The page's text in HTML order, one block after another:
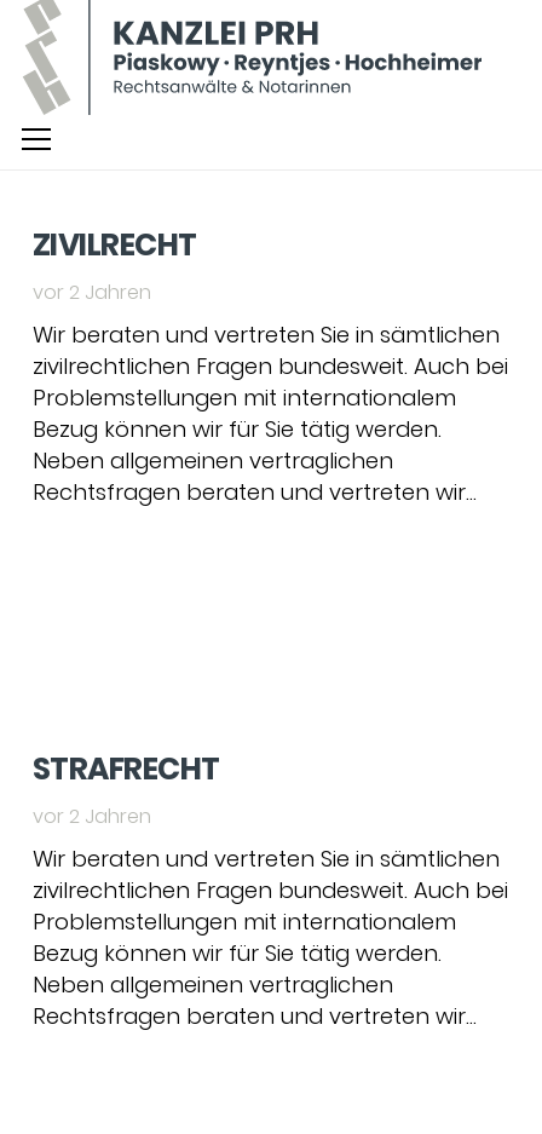
ZIVILRECHT
vor 2 Jahren
Wir beraten und vertreten Sie in sämtlichen
zivilrechtlichen Fragen bundesweit. Auch bei
Problemstellungen mit internationalem
Bezug können wir für Sie tätig werden.
Neben allgemeinen vertraglichen
Rechtsfragen beraten und vertreten wir…
STRAFRECHT
vor 2 Jahren
Wir beraten und vertreten Sie in sämtlichen
zivilrechtlichen Fragen bundesweit. Auch bei
Problemstellungen mit internationalem
Bezug können wir für Sie tätig werden.
Neben allgemeinen vertraglichen
Rechtsfragen beraten und vertreten wir…